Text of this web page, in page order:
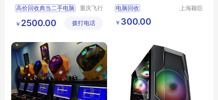
高价回收典当二手电脑
重庆飞行
限公司
￥ 2500.00 拨打电话
电脑回收
二手电脑主机回收
笔记本电脑回收
上海颖臣
￥ 300.00